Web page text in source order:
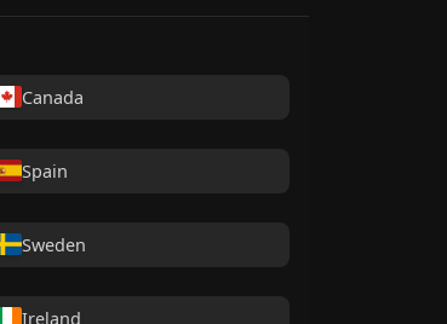
Canada
Spain
Sweden
Ireland